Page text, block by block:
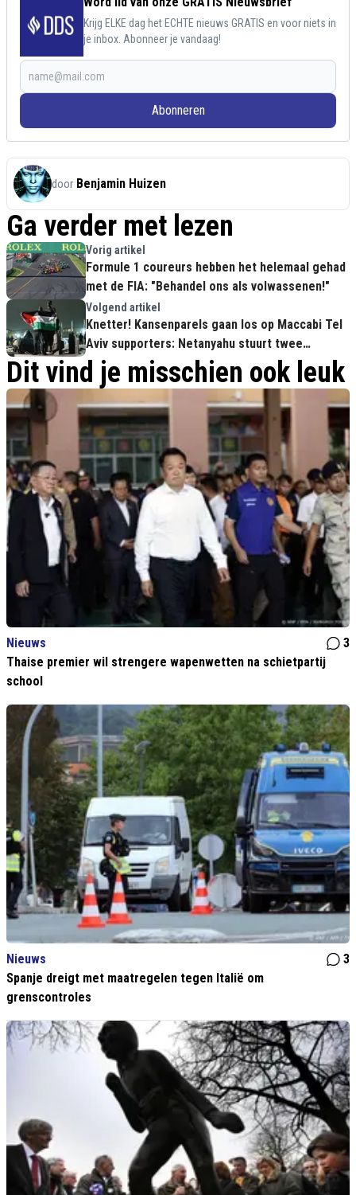
Krijg ELKE dag het ECHTE nieuws GRATIS en voor niets in
je inbox. Abonneer je vandaag!
Abonneren
door Benjamin Huizen
Ga verder met lezen
Vorig artikel
Formule 1 coureurs hebben het helemaal gehad
met de FIA: "Behandel ons als volwassenen!"
Volgend artikel
Knetter! Kansenparels gaan los op Maccabi Tel
Aviv supporters: Netanyahu stuurt twee
evacuatievliegtuigen
Dit vind je misschien ook leuk
Nieuws
3
Thaise premier wil strengere wapenwetten na schietpartij
school
Nieuws
3
Spanje dreigt met maatregelen tegen Italië om
grenscontroles